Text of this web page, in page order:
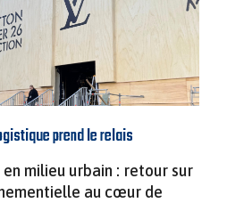
prend le relais
milieu urbain : retour sur
au cœur de